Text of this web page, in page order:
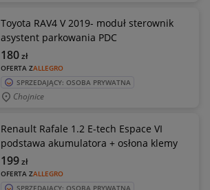
Toyota RAV4 V 2019- moduł sterownik
asystent parkowania PDC
OFERTA ZALLEGRO
180zł
SPRZEDAJĄCY: OSOBA PRYWATNA
Chojnice
Renault Rafale 1.2 E-tech Espace VI
podstawa akumulatora + osłona klemy
OFERTA ZALLEGRO
199zł
SPRZEDAJĄCY: OSOBA PRYWATNA